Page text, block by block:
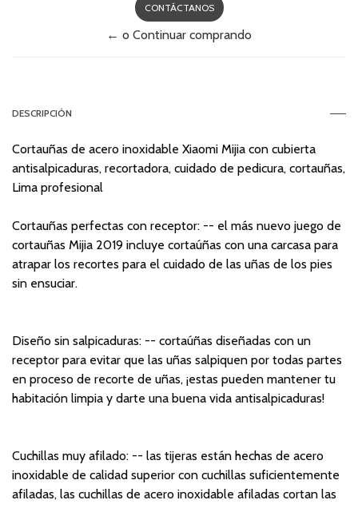
CONTÁCTANOS
← o Continuar comprando
DESCRIPCIÓN
Cortauñas de acero inoxidable Xiaomi Mijia con cubierta
antisalpicaduras, recortadora, cuidado de pedicura, cortauñas,
Lima profesional
Cortauñas perfectas con receptor: -- el más nuevo juego de
cortauñas Mijia 2019 incluye cortaúñas con una carcasa para
atrapar los recortes para el cuidado de las uñas de los pies
sin ensuciar.
Diseño sin salpicaduras: -- cortaúñas diseñadas con un
receptor para evitar que las uñas salpiquen por todas partes
en proceso de recorte de uñas, ¡estas pueden mantener tu
habitación limpia y darte una buena vida antisalpicaduras!
Cuchillas muy afilado: -- las tijeras están hechas de acero
inoxidable de calidad superior con cuchillas suficientemente
afiladas, las cuchillas de acero inoxidable afiladas cortan las